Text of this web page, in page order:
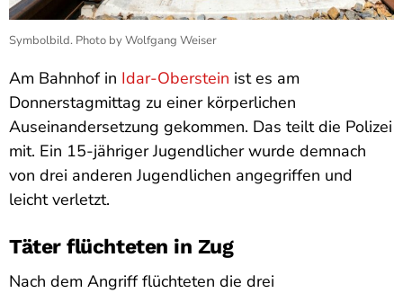
Symbolbild. Photo by Wolfgang Weiser
Am Bahnhof in Idar-Oberstein ist es am
Donnerstagmittag zu einer körperlichen
Auseinandersetzung gekommen. Das teilt die Polizei
mit. Ein 15-jähriger Jugendlicher wurde demnach
von drei anderen Jugendlichen angegriffen und
leicht verletzt.
Täter flüchteten in Zug
Nach dem Angriff flüchteten die drei